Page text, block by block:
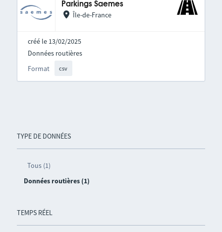
TYPE DE DONNÉES
Tous (1)
Données routières (1)
TEMPS RÉEL
Parkings Saemes
Île-de-France
créé le 13/02/2025
Format csv
Données routières